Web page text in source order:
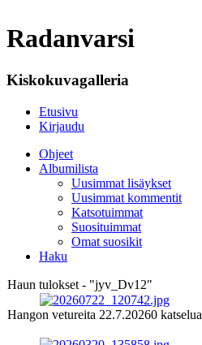
Radanvarsi
Kiskokuvagalleria
Etusivu
Kirjaudu
Ohjeet
Albumilista
Uusimmat lisäykset
Uusimmat kommentit
Katsotuimmat
Suosituimmat
Omat suosikit
Haku
Haun tulokset - "jyv_Dv12"
Hangon vetureita 22.7.20260 katselua